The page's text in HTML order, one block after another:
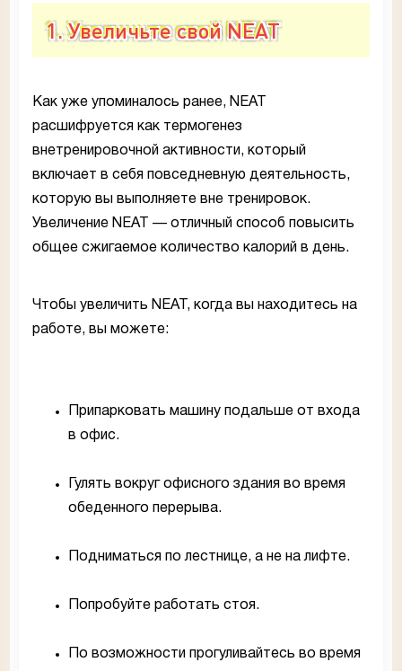
1. Увеличьте свой NEAT
Как уже упоминалось ранее, NEAT
расшифруется как термогенез
внетренировочной активности, который
включает в себя повседневную деятельность,
которую вы выполняете вне тренировок.
Увеличение NEAT — отличный способ повысить
общее сжигаемое количество калорий в день.
Чтобы увеличить NEAT, когда вы находитесь на
работе, вы можете:
Припарковать машину подальше от входа
в офис.
Гулять вокруг офисного здания во время
обеденного перерыва.
Подниматься по лестнице, а не на лифте.
Попробуйте работать стоя.
По возможности прогуливайтесь во время